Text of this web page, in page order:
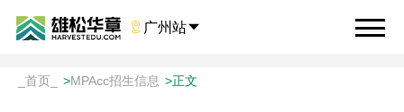
 广州站
_首页_ >MPAcc招生信息 >正文